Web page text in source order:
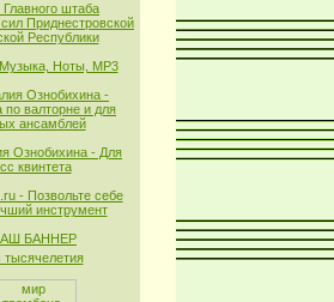
штаба
Приднестровской
Республики
Ноты, MP3
Ознобихина -
по валторне и для
ансамблей
Ознобихина - Для
квинтета
- Позвольте себе
инструмент